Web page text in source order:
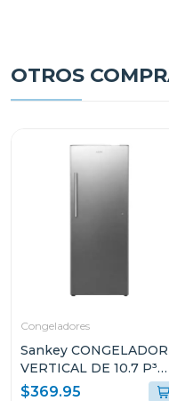
OTROS
Congeladores
Sankey CONGELADOR
VERTICAL DE 10.7 P³
RFC1301
$369.95